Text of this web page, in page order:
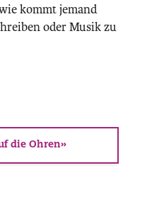
kommt jemand
oder Musik zu
die Ohren»